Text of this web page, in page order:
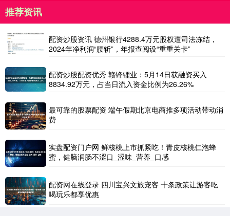
推荐资讯
配资炒股资讯 德州银行4288.4万元股权遭司法冻结，
2024年净利润“腰斩”，年报查阅设“重重关卡”
配资炒股配资优秀 赣锋锂业：5月14日获融资买入
8834.92万元，占当日流入资金比例为26.26%
最可靠的股票配资 端午假期北京电商推多项活动带动消
费
实盘配资门户网 鲜核桃上市抓紧吃！青皮核桃仁泡蜂
蜜，健脑润肠不涩口_涩味_营养_口感
配资网在线登录 四川宝兴文旅宠客 十条政策让游客吃
喝玩乐都享优惠